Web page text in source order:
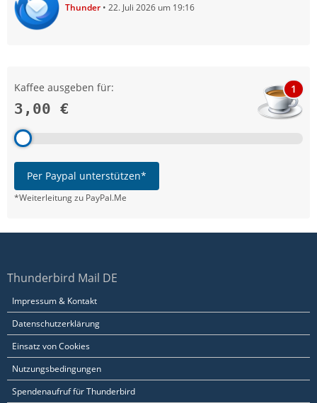
Thunder 22. Juli 2026 um 19:16
Kaffee ausgeben für:
3,00 €
1
Per Paypal unterstützen*
*Weiterleitung zu PayPal.Me
Thunderbird Mail DE
Impressum & Kontakt
Datenschutzerklärung
Einsatz von Cookies
Nutzungsbedingungen
Spendenaufruf für Thunderbird